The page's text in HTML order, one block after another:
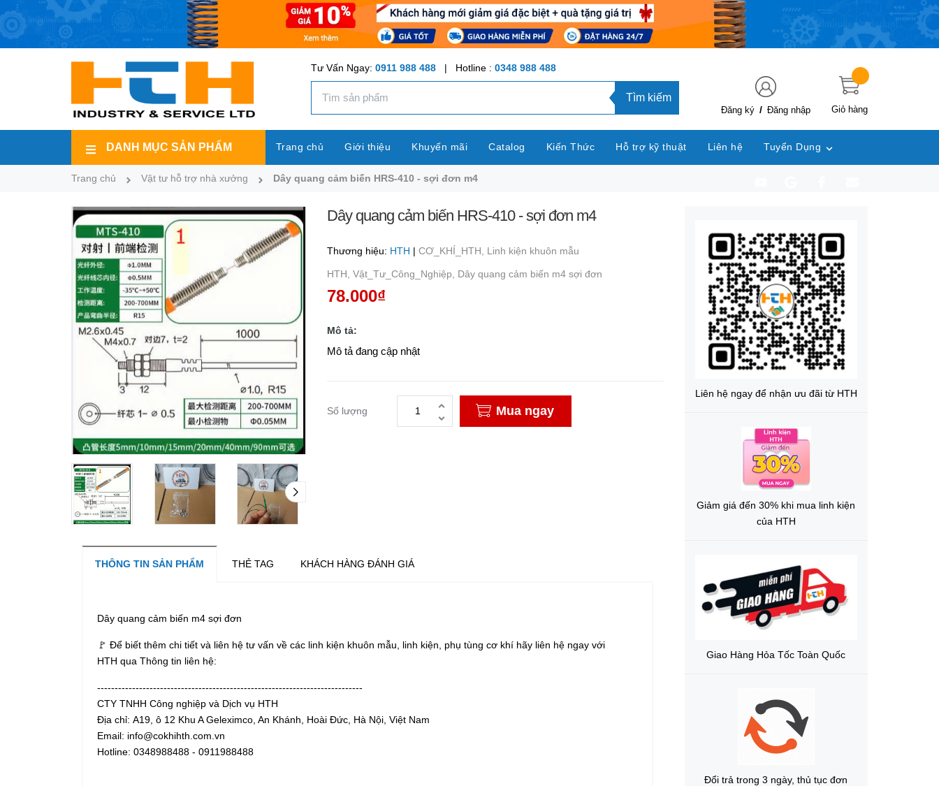
Giỏ hàng
Đăng ký / Đăng nhập
Tư Vấn Ngay: 0911 988 488 | Hotline : 0348 988 488
Tìm kiếm
DANH MỤC SẢN PHẨM Trang chủ Giới thiệu Khuyến mãi Catalog Kiến Thức Hỗ trợ kỹ thuật Liên hệ Tuyển Dụng
Trang chủ Vật tư hỗ trợ nhà xưởng Dây quang cảm biến HRS-410 - sợi đơn m4
Dây quang cảm biến HRS-410 - sợi đơn m4
Thương hiệu: HTH | CƠ_KHÍ_HTH, Linh kiện khuôn mẫu
HTH, Vật_Tư_Công_Nghiệp, Dây quang cảm biến m4 sợi đơn
78.000₫
Mô tả:
Mô tả đang cập nhật
Số lượng Mua ngay
THÔNG TIN SẢN PHẨM THẺ TAG KHÁCH HÀNG ĐÁNH GIÁ
Dây quang cảm biến m4 sợi đơn
🚩 Để biết thêm chi tiết và liên hệ tư vấn về các linh kiện khuôn mẫu, linh kiện, phụ tùng cơ khí hãy liên hệ ngay với
HTH qua Thông tin liên hệ:
----------------------------------------------------------------------------
CTY TNHH Công nghiệp và Dịch vụ HTH
Địa chỉ: A19, ô 12 Khu A Geleximco, An Khánh, Hoài Đức, Hà Nội, Việt Nam
Email: info@cokhihth.com.vn
Hotline: 0348988488 - 0911988488
Liên hệ ngay để nhận ưu đãi từ HTH
Giảm giá đến 30% khi mua linh kiện
của HTH
Giao Hàng Hỏa Tốc Toàn Quốc
Đổi trả trong 3 ngày, thủ tục đơn